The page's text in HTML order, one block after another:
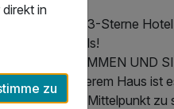
Unser 3-Sterne
Rachels!
ANKOMMEN UND
In unserem Haus ist
in den Mittelpunkt zu
in
zu